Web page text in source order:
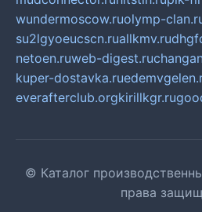
wundermoscow.ruolymp-
su2lgyoeucscn.ruallkmv.ru
netoen.ruweb-digest.ru
kuper-dostavka.ru
everafterclub.orgkirillkgr.ru
© Каталог
права